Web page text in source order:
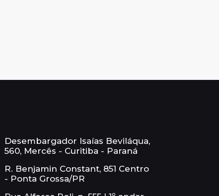
Desembargador Isaías Beviláqua,
560, Mercês - Curitiba - Paraná
R. Benjamin Constant, 851 Centro
- Ponta Grossa/PR